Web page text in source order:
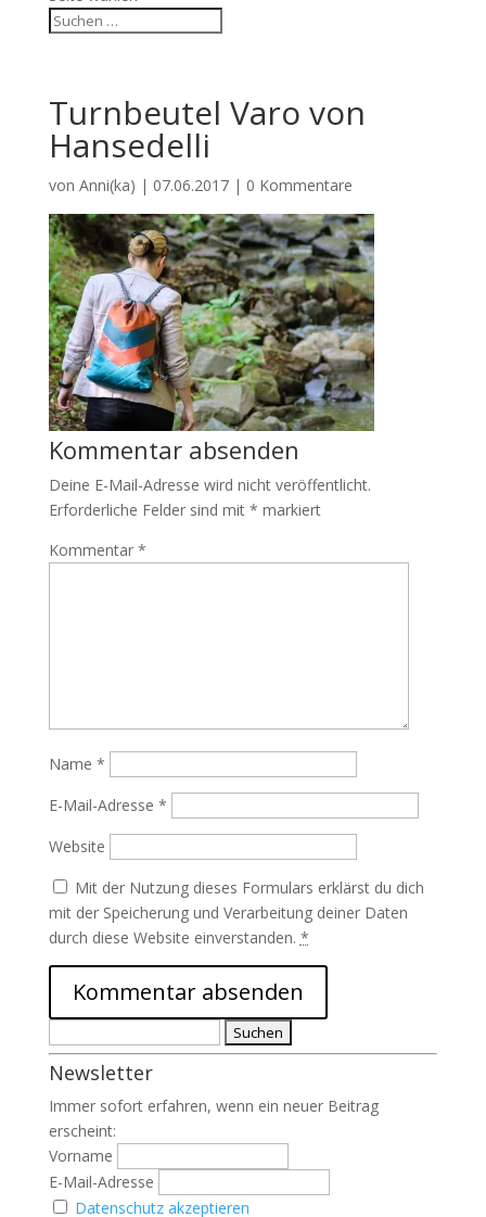
Turnbeutel Varo von
Hansedelli
von Anni(ka) | 07.06.2017| 0 Kommentare
Kommentar absenden
Deine E-Mail-Adresse wird nicht veröffentlicht.
Erforderliche Felder sind mit * markiert
Kommentar *
Name *
E-Mail-Adresse *
Website
Mit der Nutzung dieses Formulars erklärst du dich
mit der Speicherung und Verarbeitung deiner Daten
durch diese Website einverstanden. *
nach:
Newsletter
Immer sofort erfahren, wenn ein neuer Beitrag
erscheint:
Vorname
E-Mail-Adresse
Datenschutz akzeptieren